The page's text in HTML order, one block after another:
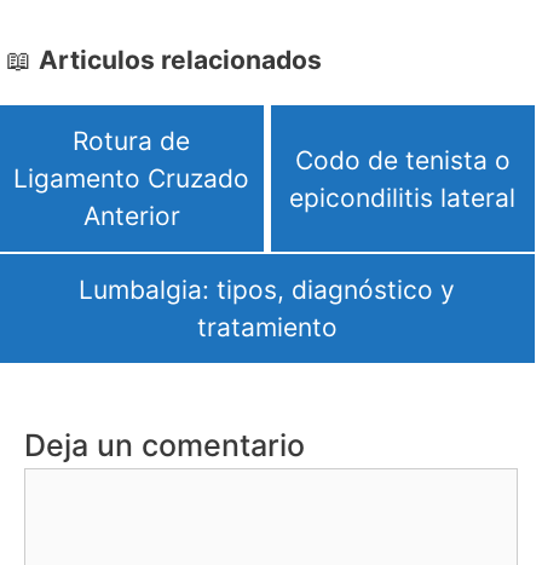
Articulos relacionados
Rotura de
Ligamento Cruzado
Anterior
Codo de tenista o
epicondilitis lateral
Lumbalgia: tipos, diagnóstico y
tratamiento
Deja un comentario